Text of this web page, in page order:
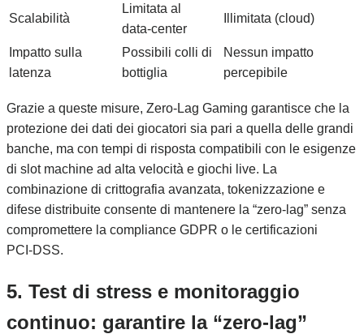
Scalabilità
Limitata al
data‑center
Illimitata (cloud)
Impatto sulla
latenza
Possibili colli di
bottiglia
Nessun impatto
percepibile
Grazie a queste misure, Zero‑Lag Gaming garantisce che la
protezione dei dati dei giocatori sia pari a quella delle grandi
banche, ma con tempi di risposta compatibili con le esigenze
di slot machine ad alta velocità e giochi live. La
combinazione di crittografia avanzata, tokenizzazione e
difese distribuite consente di mantenere la “zero‑lag” senza
compromettere la compliance GDPR o le certificazioni
PCI‑DSS.
5. Test di stress e monitoraggio
continuo: garantire la “zero‑lag”